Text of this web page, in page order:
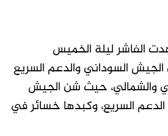
الفاشر ليلة الخميس
السوداني والدعم السريع
والشمالي، حيث شن الجيش
السريع، وكبدها خسائر في